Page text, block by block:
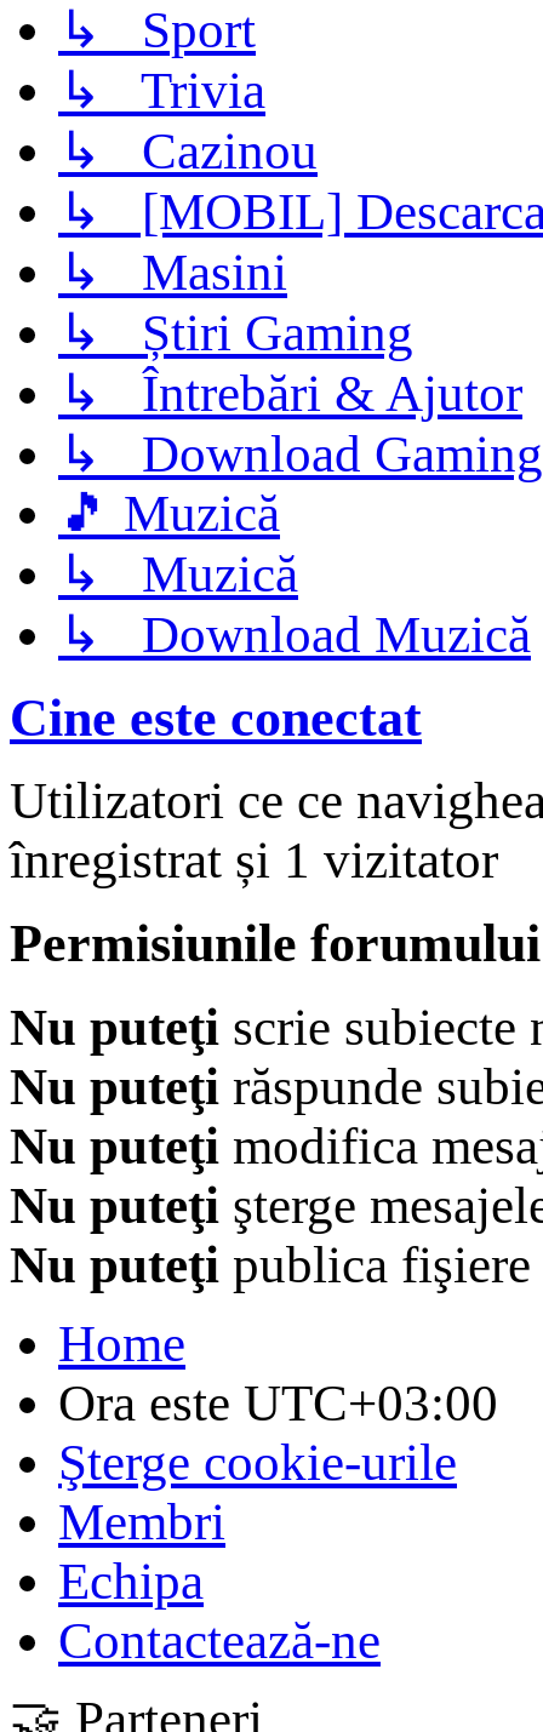
↳ Sport
↳ Trivia
↳ Cazinou
↳ [MOBIL]
↳ Masini
↳ Știri Gaming
↳ Întrebări & Ajutor
↳ Download Gaming
🎵 Muzică
↳ Muzică
↳ Download Muzică
Cine este conectat
Utilizatori ce ce
înregistrat și 1 vizitator
Permisiunile forumului
Nu puteţi scrie subiecte
Nu puteţi răspunde
Nu puteţi modifica
Nu puteţi şterge
Nu puteţi publica fişiere
Home
Ora este UTC+03:00
Şterge cookie-urile
Membri
Echipa
Contactează-ne
🤝 Parteneri